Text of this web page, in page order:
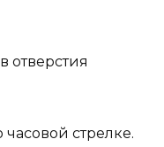
отверстия
стрелке.